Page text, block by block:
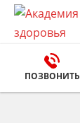
ПОЗВОНИТЬ